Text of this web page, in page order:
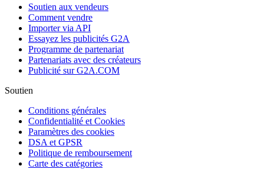
Soutien aux vendeurs
Comment vendre
Importer via API
Essayez les publicités G2A
Programme de partenariat
Partenariats avec des créateurs
Publicité sur G2A.COM
Soutien
Conditions générales
Confidentialité et Cookies
Paramètres des cookies
DSA et GPSR
Politique de remboursement
Carte des catégories